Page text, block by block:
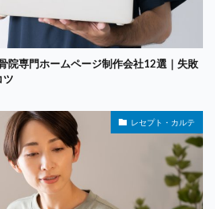
院専門ホームページ制作会社12選｜失敗
ツ
レセプト・カルテ